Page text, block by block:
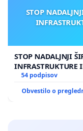
STOP
STOP NADALJNJI
GRADIŠČAKU
54 podpisov
Obvestilo o